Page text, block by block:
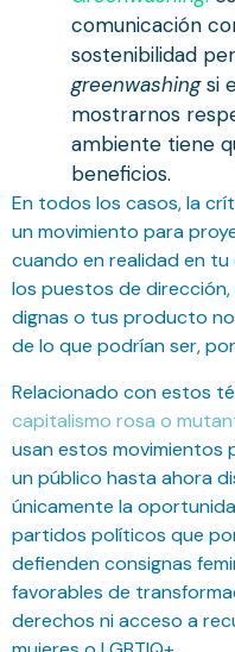
comunicación
sostenibilidad
greenwashingsi
mostrarnos
ambiente tiene
beneficios.
En todos los casos, la
un movimiento para
cuando en realidad en
los puestos de
dignas o tus producto
de lo que podrían ser,
Relacionado con estos
capitalismo rosa o
usan estos movimientos
un público hasta ahora
únicamente la
partidos políticos que
defienden consignas
favorables de
derechos ni acceso a